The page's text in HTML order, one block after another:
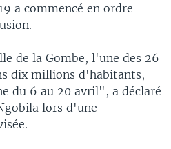
a commencé en ordre
de la Gombe, l'une des 26
dix millions d'habitants,
du 6 au 20 avril", a déclaré
lors d'une